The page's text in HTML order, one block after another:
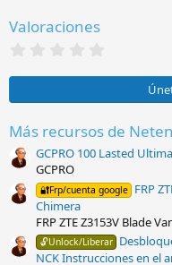
Valoraciones
0
e
t
r
e
l
a
s
)
Más recursos de
GCPRO 100 Lasted
GCPRO
🔐Frp/cuenta google FRP
Chimera
FRP ZTE Z3153V Blade
🔓Unlock/Liberar
NCK Instrucciones en el